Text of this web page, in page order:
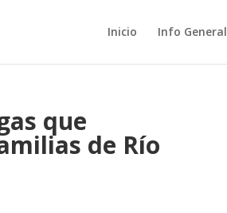
Inicio Info General
que
de Río